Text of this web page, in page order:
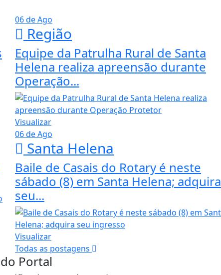
06 de Ago
Região
Equipe da Patrulha Rural de Santa
Helena realiza apreensão durante
Operação...
Visualizar
06 de Ago
Santa Helena
Baile de Casais do Rotary é neste
sábado (8) em Santa Helena; adquira
seu...
Visualizar
Todas as postagens
Portal